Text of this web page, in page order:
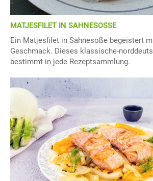
MATJESFILET IN SAHNESOSSE
Ein Matjesfilet in Sahnesoße begeistert
Geschmack. Dieses klassische-
bestimmt in jede Rezeptsammlung.